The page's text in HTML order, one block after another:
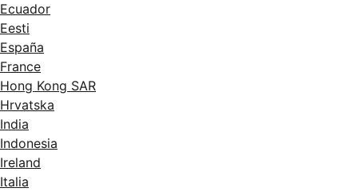
Ecuador
Eesti
España
France
Hong Kong SAR
Hrvatska
India
Indonesia
Ireland
Italia